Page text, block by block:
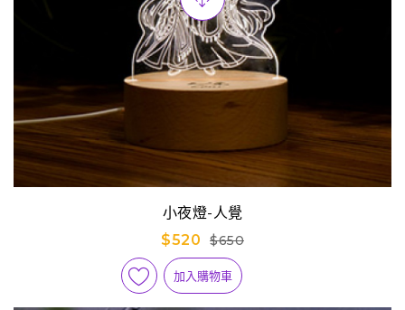
小夜燈-人覺
$520
$650
加入購物車